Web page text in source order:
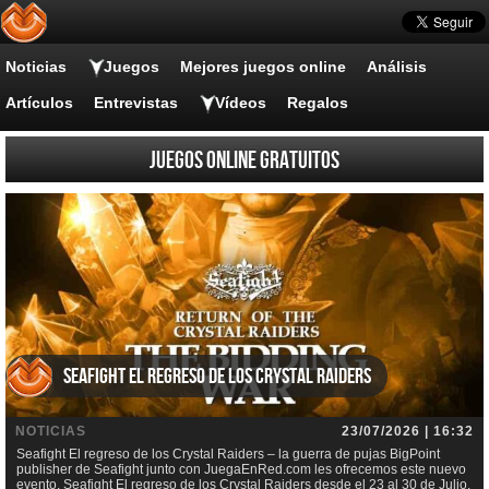
Noticias Juegos Mejores juegos online Análisis
Artículos Entrevistas Vídeos Regalos
Juegos online gratuitos
Seafight El regreso de los Crystal Raiders
NOTICIAS
23/07/2026 | 16:32
Seafight El regreso de los Crystal Raiders – la guerra de pujas BigPoint
publisher de Seafight junto con JuegaEnRed.com les ofrecemos este nuevo
evento, Seafight El regreso de los Crystal Raiders desde el 23 al 30 de Julio.